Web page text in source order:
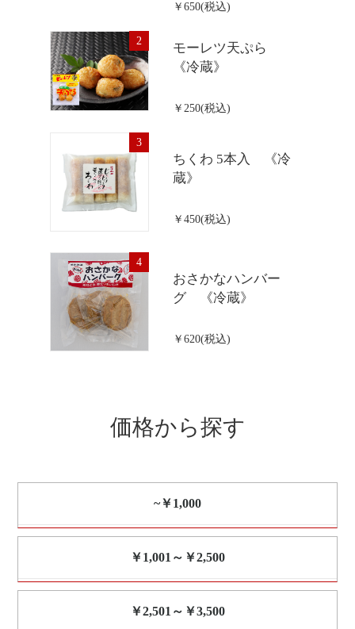
￥650(税込)
2
モーレツ天ぷら
《冷蔵》
￥250(税込)
3
ちくわ 5本入 《冷
蔵》
￥450(税込)
4
おさかなハンバー
グ 《冷蔵》
￥620(税込)
価格から探す
~￥1,000
￥1,001～￥2,500
￥2,501～￥3,500